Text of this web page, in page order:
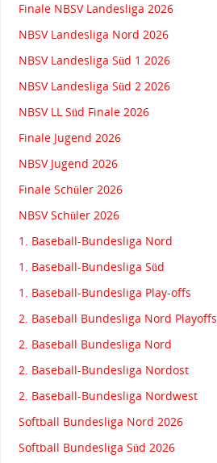
Finale NBSV Landesliga 2026
NBSV Landesliga Nord 2026
NBSV Landesliga Süd 1 2026
NBSV Landesliga Süd 2 2026
NBSV LL Süd Finale 2026
Finale Jugend 2026
NBSV Jugend 2026
Finale Schüler 2026
NBSV Schüler 2026
1. Baseball-Bundesliga Nord
1. Baseball-Bundesliga Süd
1. Baseball-Bundesliga Play-offs
2. Baseball Bundesliga Nord Playoffs
2. Baseball Bundesliga Nord
2. Baseball-Bundesliga Nordost
2. Baseball-Bundesliga Nordwest
Softball Bundesliga Nord 2026
Softball Bundesliga Süd 2026